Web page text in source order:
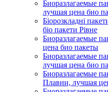
Биоразлагаемые
лучшая цена био
Біорозкладні
біо пакети Рівне
Биоразлагаемые
цена био пакеты
Биоразлагаемые
лучшая цена био
Биоразлагаемые
Плавни, лучшая